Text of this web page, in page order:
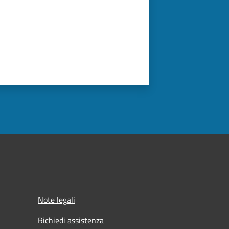
Note legali
Richiedi assistenza